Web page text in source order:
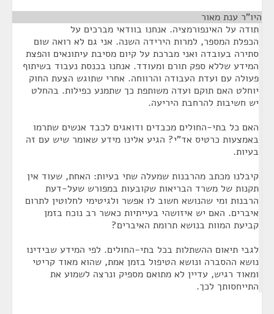
היו"ר ענת מאור
תודה על האינפורמציה. אנחנו בוודאי מברכים על
הכפלת המספר, למרות הירידה השנה. אני גם לא רואה שום
סתירה בעובדה ואני מברכת על קיום מסיבת עיתונאים והפצת
המידע שללא ספק תורם ומעודד. אנחנו בכנסת נעבוד בשיתוף
פעולה עם ועדת העבודה והרווחה. אחרי שתוגש הצעת החוק
יוחלט האם תוקם ועדה משותפת כך שתמנע כפילות. בהחלט
יש חשיבות להרחבת היריעה.
האם כל בתי-החולים מכבדים ודואגים לכבד אנשים שתרמו
באמצעות כרטיס אד"י? הגיע אלינו מידע שאומר שיש עם זה
בעיות.
קיבלנו מכתב מהרבנות שמעלה שתי בעיות: האחת, שעוד אין
תקנות של משרד הבריאות שקובעות במפורש שעל-דעת
הרבנות ומי שהנושא חשוב לו אפשר ולגיטימי לחלוטין לתרום
איברים. האם יש איזושהי בעייתיות כאשר רב נוכח בזמן
קביעת המוות בנושא תרומת האיברים?
לגבי תיאום ההשתלות בכל בתי-החולים. לפי המידע שבידינו
נושא ההסברה ונושא הטיפול בזמן אמת, שהוא מאוד קריטי
ומאוד רגיש, עדיין לא מתואם מספיק ונרצה לשמוע את
התייחסותך לכך.